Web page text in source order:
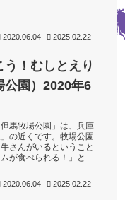
2020.06.04 2025.02.22
う！むしとえり
公園）2020年6
馬牧場公園」は、兵庫
の近くです。牧場公園
さんがいるということ
が食べられる！」と思
2020.06.04 2025.02.22